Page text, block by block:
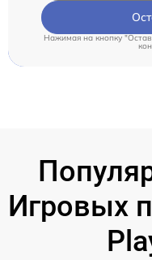
Нажимая на кнопку
Игровых